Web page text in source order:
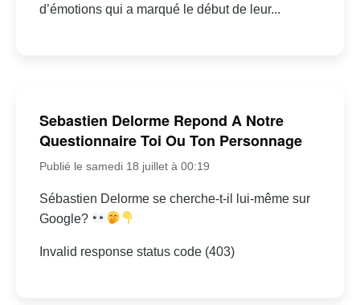
d’émotions qui a marqué le début de leur...
Sebastien Delorme Repond A Notre
Questionnaire Toi Ou Ton Personnage
Publié le samedi 18 juillet à 00:19
Sébastien Delorme se cherche-t-il lui-même sur
Google?
Invalid response status code (403)